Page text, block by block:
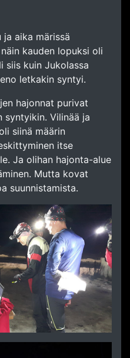
aika märissä
kauden lopuksi oli
siis kuin Jukolassa
letkakin syntyi.
hajonnat purivat
syntyikin. Vilinää ja
siinä määrin
itse
Ja olihan hajonta-alue
Mutta kovat
suunnistamista.